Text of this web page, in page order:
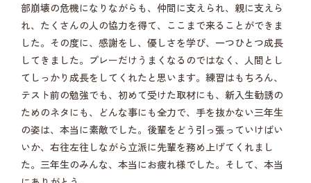
部崩壊の危機になりながらも、仲間に支えられ、親に支えら
れ、たくさんの人の協力を得て、ここまで来ることができま
した。その度に、感謝をし、優しさを学び、一つひとつ成長
してきました。プレーだけうまくなるのではなく、人間とし
てしっかり成長をしてくれたと思います。練習はもちろん、
テスト前の勉強でも、初めて受けた取材にも、新入生勧誘の
ためのネタにも、どんな事にも全力で、手を抜かない三年生
の姿は、本当に素敵でした。後輩をどう引っ張っていけばい
いか、右往左往しながら立派に先輩を務め上げてくれまし
た。三年生のみんな、本当にお疲れ様でした。そして、本当